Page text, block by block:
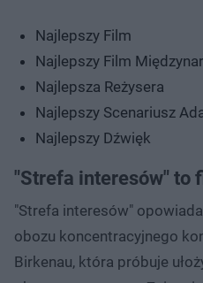
Najlepszy Film
Najlepszy Film
Najlepsza Reżysera
Najlepszy Scenariusz
Najlepszy Dźwięk
"Strefa interesów" to
"Strefa interesów"
obozu koncentracyjnego
Birkenau, która próbuje